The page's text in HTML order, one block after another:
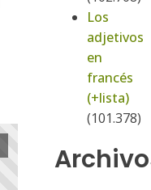
Los
adjetivos
en
francés
(+lista)
(101.378)